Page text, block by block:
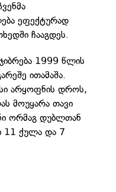
ეფექტურად
ჩააგდეს.
1999 წლის
ითამაშა.
არყოფნის დროს,
მოუყარა თავი
ორმაგ დუბლთან
11 ქულა და 7